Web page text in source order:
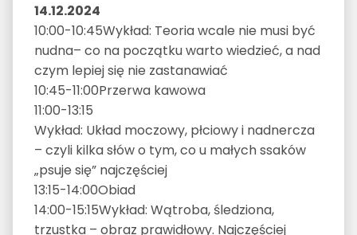
14.12.2024
10:00-10:45Wykład: Teoria wcale nie musi być
nudna– co na początku warto wiedzieć, a nad
czym lepiej się nie zastanawiać
10:45-11:00Przerwa kawowa
11:00-13:15
Wykład: Układ moczowy, płciowy i nadnercza
– czyli kilka słów o tym, co u małych ssaków
„psuje się” najczęściej
13:15-14:00Obiad
14:00-15:15Wykład: Wątroba, śledziona,
trzustka – obraz prawidłowy. Najczęściej